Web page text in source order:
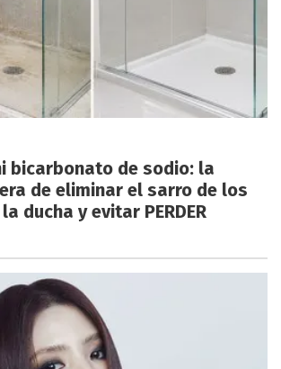
bicarbonato de sodio: la
de eliminar el sarro de los
ducha y evitar PERDER